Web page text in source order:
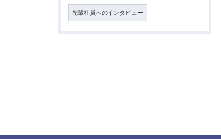
先輩社員へのインタビュー